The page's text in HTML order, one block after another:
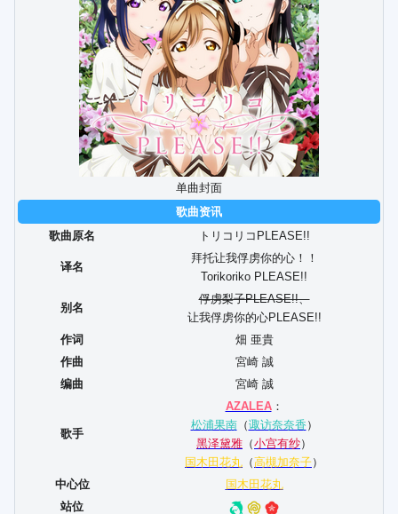
单曲封面
歌曲资讯
歌曲原名
トリコリコPLEASE!!
译名
拜托让我俘虏你的心！！
Torikoriko PLEASE!!
别名
俘虏梨子PLEASE!!、
让我俘虏你的心PLEASE!!
作词
畑 亜貴
作曲
宮崎 誠
编曲
宮崎 誠
歌手
AZALEA：
松浦果南（诹访奈奈香 ）
黑泽黛雅 （小宫有纱）
国木田花丸 （高槻加奈子）
中心位
国木田花丸
站位